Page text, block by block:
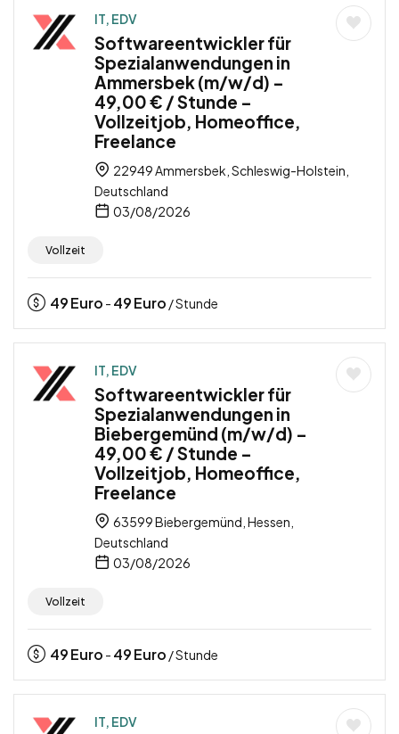
IT, EDV
Softwareentwickler für
Spezialanwendungen in
Ammersbek (m/w/d) –
49,00 € / Stunde –
Vollzeitjob, Homeoffice,
Freelance
22949 Ammersbek, Schleswig-Holstein,
Deutschland
03/08/2026
Vollzeit
49Euro - 49Euro / Stunde
IT, EDV
Softwareentwickler für
Spezialanwendungen in
Biebergemünd (m/w/d) –
49,00 € / Stunde –
Vollzeitjob, Homeoffice,
Freelance
63599 Biebergemünd, Hessen,
Deutschland
03/08/2026
Vollzeit
49Euro - 49Euro / Stunde
IT, EDV